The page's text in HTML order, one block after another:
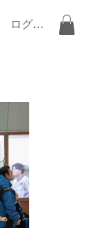
お問い合わせ
ログイン